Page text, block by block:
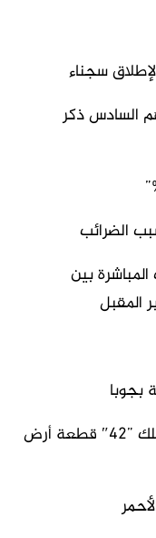
سجناء
السادس ذكر
الضرائب
بين
المقبل
بجوبا
النيابة تحقق مع وزير سابق بتهمة تملك ”42″ قطعة أرض